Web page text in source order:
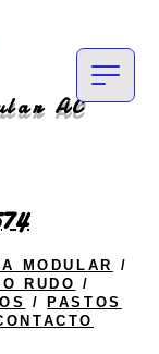
AC
MODULAR
/
RUDO /
/
PASTOS